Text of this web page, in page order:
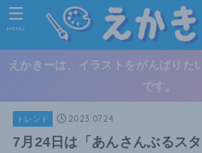
MENU
えかきーは、イラストをがんばりた
です。
トレンド 2023.07.24
7月24日は「あんさんぶるス